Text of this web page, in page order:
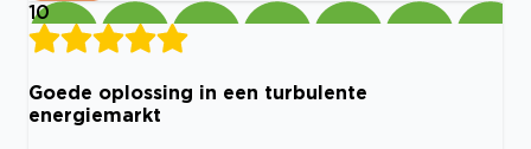
10
Goede oplossing in een turbulente
energiemarkt